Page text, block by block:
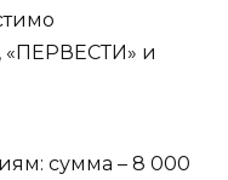
«ПЕРВЕСТИ» и
сумма – 8 000